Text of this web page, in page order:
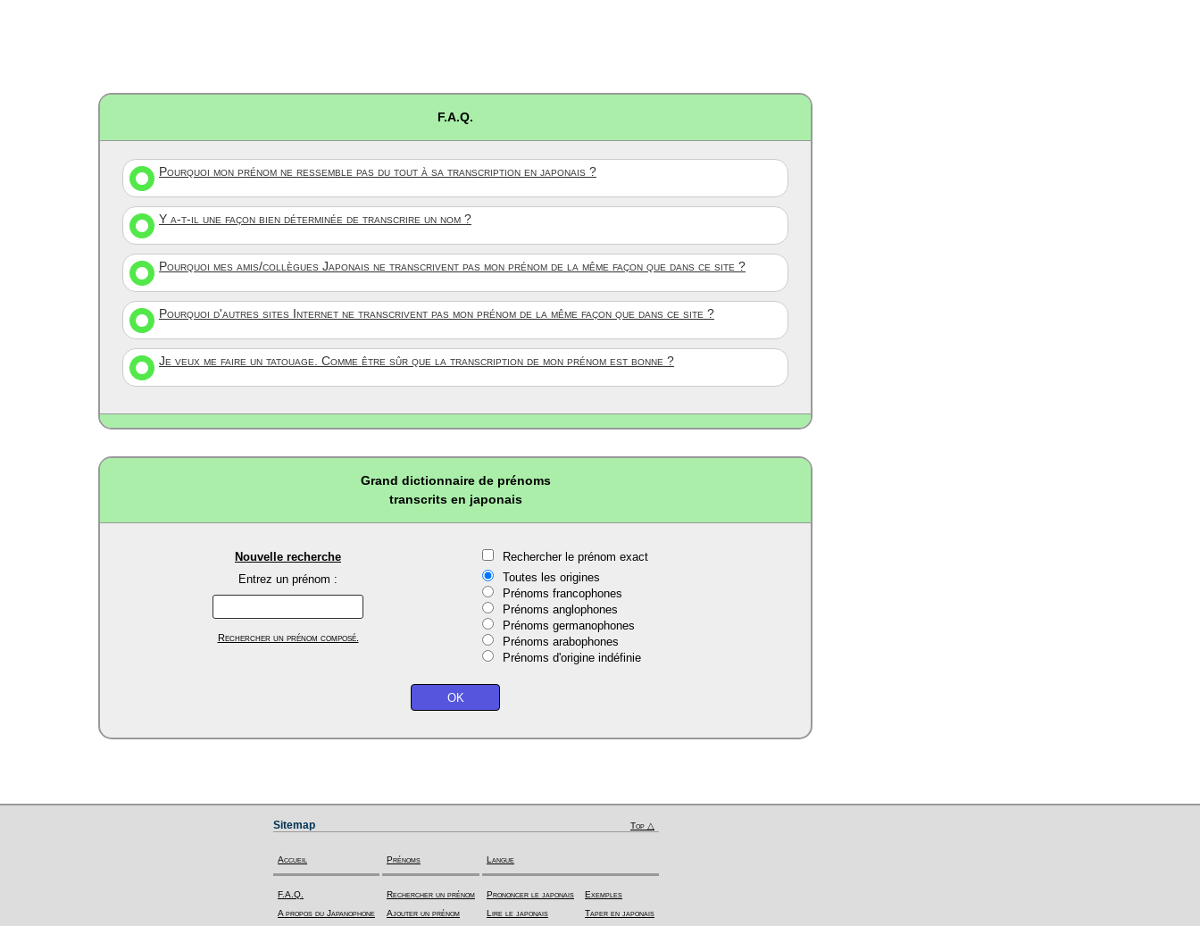
F.A.Q.
Pourquoi mon prénom ne ressemble pas du tout à sa transcription en japonais ?
Y a-t-il une façon bien déterminée de transcrire un nom ?
Pourquoi mes amis/collègues Japonais ne transcrivent pas mon prénom de la même façon que dans ce site ?
Pourquoi d'autres sites Internet ne transcrivent pas mon prénom de la même façon que dans ce site ?
Je veux me faire un tatouage. Comme être sûr que la transcription de mon prénom est bonne ?
Grand dictionnaire de prénoms
transcrits en japonais
Nouvelle recherche
Entrez un prénom :
Rechercher un prénom composé.
Rechercher le prénom exact
Toutes les origines
Prénoms francophones
Prénoms anglophones
Prénoms germanophones
Prénoms arabophones
Prénoms d'origine indéfinie
Sitemap Top △
Accueil
F.A.Q.
A propos du Japanophone
Prénoms
Rechercher un prénom
Ajouter un prénom
Langue
Prononcer le japonais
Lire le japonais
Exemples
Taper en japonais